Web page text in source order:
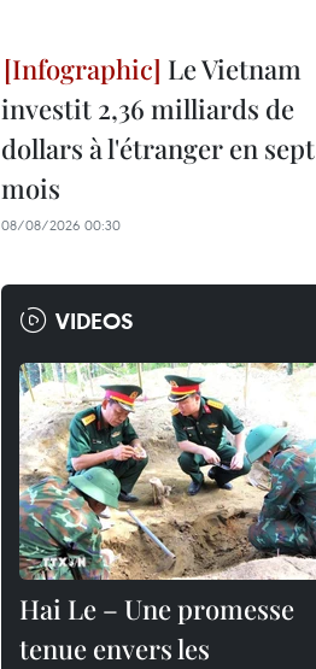
Le Vietnam
investit 2,36 milliards de
dollars à l'étranger en sept
mois
08/08/2026 00:30
VIDEOS
Hai Le – Une promesse
tenue envers les